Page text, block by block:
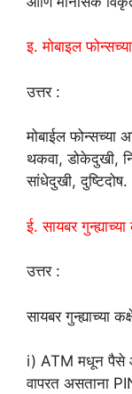
इ. मोबाइल
उत्तर :
मोबाईल फोन्सच्या
थकवा, डोकेदुखी,
सांधेदुखी, दुष्टिदोष.
ई. सायबर
उत्तर :
सायबर गुन्ह्याच्या
i) ATM मधून पैसे
वापरत असताना